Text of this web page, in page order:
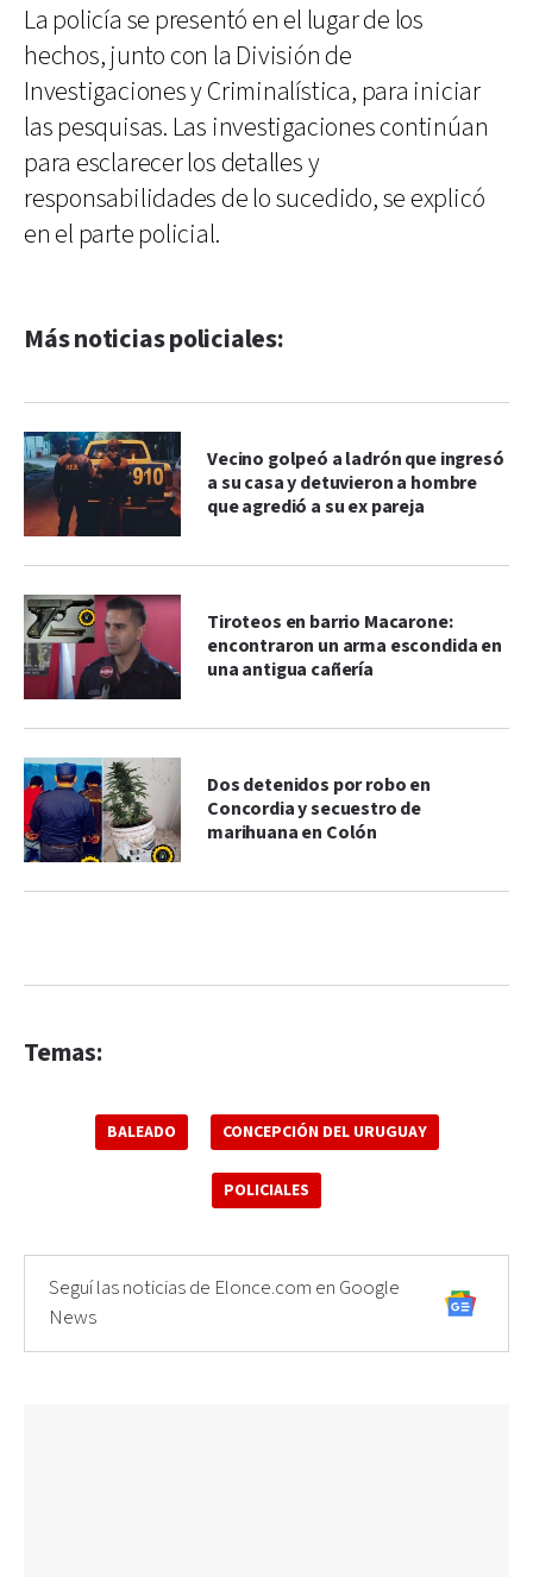
La policía se presentó en el lugar de los
hechos, junto con la División de
Investigaciones y Criminalística, para iniciar
las pesquisas. Las investigaciones continúan
para esclarecer los detalles y
responsabilidades de lo sucedido, se explicó
en el parte policial.
Más noticias policiales:
Vecino golpeó a ladrón que ingresó
a su casa y detuvieron a hombre
que agredió a su ex pareja
Tiroteos en barrio Macarone:
encontraron un arma escondida en
una antigua cañería
Dos detenidos por robo en
Concordia y secuestro de
marihuana en Colón
Temas:
BALEADO CONCEPCIÓN DEL URUGUAY
POLICIALES
Seguí las noticias de Elonce.com en Google
News